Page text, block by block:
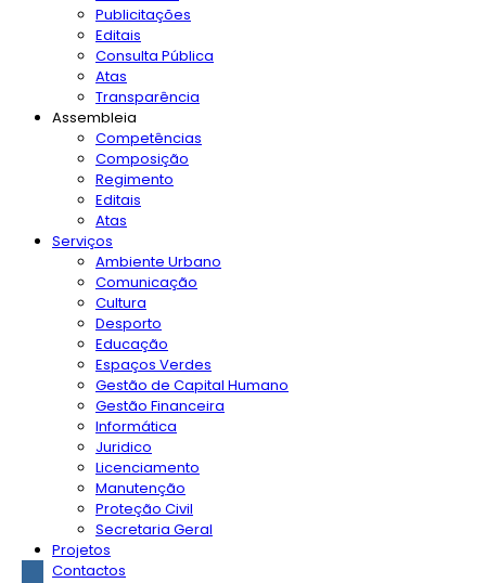
Publicitações
Editais
Consulta Pública
Atas
Transparência
Assembleia
Competências
Composição
Regimento
Editais
Atas
Serviços
Ambiente Urbano
Comunicação
Cultura
Desporto
Educação
Espaços Verdes
Gestão de Capital Humano
Gestão Financeira
Informática
Juridico
Licenciamento
Manutenção
Proteção Civil
Secretaria Geral
Projetos
Contactos